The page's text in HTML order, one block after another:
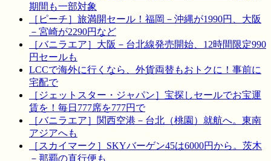
期間も一部対象
［ピーチ］旅満開セール！福岡－沖縄が1990円、大阪
－宮崎が2290円など
［バニラエア］大阪－台北線発売開始、12時間限定990
円セールも
LCCで海外に行くなら、外貨両替もおトクに！事前に
宅配で
［ジェットスター・ジャパン］宝探しセールでお宝運
賃を！毎日777席を777円で
［バニラエア］関西空港－台北（桃園）就航へ。東南
アジアへも
［スカイマーク］SKYバーゲン45は6000円から。茨木
－那覇の直行便も